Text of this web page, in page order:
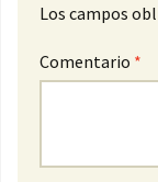
Los campos
Comentario *